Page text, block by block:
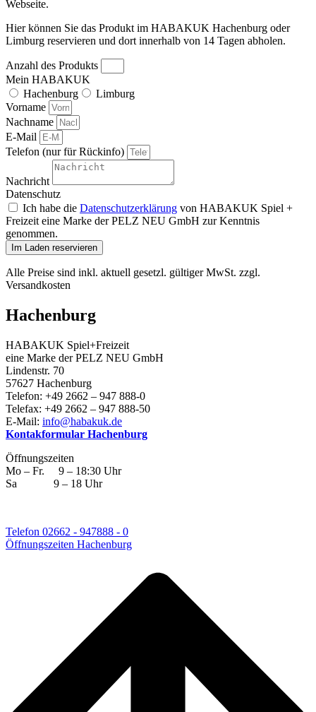
Webseite.
Hier können Sie das Produkt im HABAKUK Hachenburg oder
Limburg reservieren und dort innerhalb von 14 Tagen abholen.
Anzahl des Produkts
Mein HABAKUK
Hachenburg
Limburg
Vorname
Nachname
E-Mail
Telefon (nur für Rückinfo)
Nachricht
Datenschutz
Ich habe die Datenschutzerklärung von HABAKUK Spiel +
Freizeit eine Marke der PELZ NEU GmbH zur Kenntnis
genommen.
Im Laden reservieren
Alle Preise sind inkl. aktuell gesetzl. gültiger MwSt. zzgl.
Versandkosten
Hachenburg
HABAKUK Spiel+Freizeit
eine Marke der PELZ NEU GmbH
Lindenstr. 70
57627 Hachenburg
Telefon: +49 2662 – 947 888-0
Telefax: +49 2662 – 947 888-50
E-Mail: info@habakuk.de
Kontakformular Hachenburg
Öffnungszeiten
Mo – Fr. 9 – 18:30 Uhr
Sa 9 – 18 Uhr
Telefon 02662 - 947888 - 0
Öffnungszeiten Hachenburg